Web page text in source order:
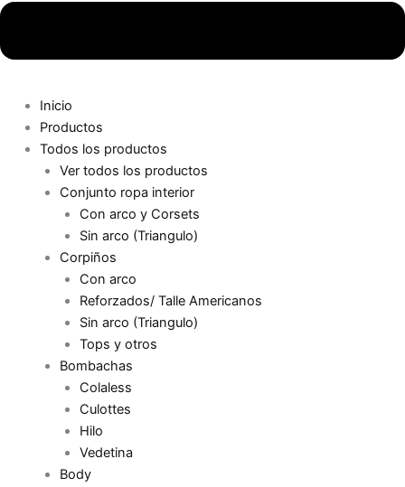
Inicio
Productos
Todos los productos
Ver todos los productos
Conjunto ropa interior
Con arco y Corsets
Sin arco (Triangulo)
Corpiños
Con arco
Reforzados/ Talle Americanos
Sin arco (Triangulo)
Tops y otros
Bombachas
Colaless
Culottes
Hilo
Vedetina
Body